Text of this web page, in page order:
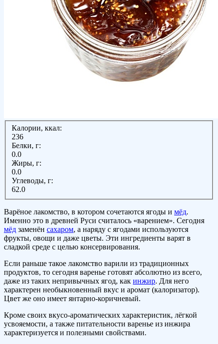
Калории, ккал:
236
Белки, г:
0.0
Жиры, г:
0.0
Углеводы, г:
62.0
Варёное лакомство, в котором сочетаются ягоды и мёд.
Именно это в древней Руси считалось «варением». Сегодня
мёд заменён сахаром, а наряду с ягодами используются
фрукты, овощи и даже цветы. Эти ингредиенты варят в
сладкой среде с целью консервирования.
Если раньше такое лакомство варили из традиционных
продуктов, то сегодня варенье готовят абсолютно из всего,
даже из таких непривычных ягод, как инжир. Для него
характерен необыкновенный вкус и аромат (калоризатор).
Цвет же оно имеет янтарно-коричневый.
Кроме своих вкусо-ароматических характеристик, лёгкой
усвояемости, а также питательности варенье из инжира
характеризуется и полезными свойствами.